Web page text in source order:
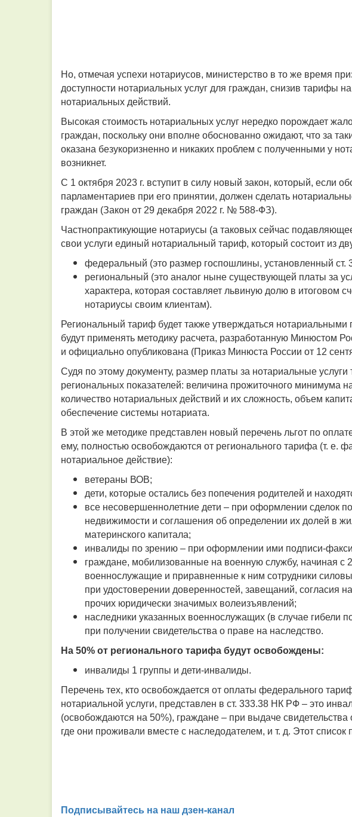
Но, отмечая успехи нотариусов, министерство в то же время
доступности нотариальных услуг для граждан, снизив тарифы
нотариальных действий.
Высокая стоимость нотариальных услуг нередко порождает
граждан, поскольку они вполне обоснованно ожидают, что за
оказана безукоризненно и никаких проблем с полученными у
возникнет.
С 1 октября 2023 г. вступит в силу новый закон, который, если
парламентариев при его принятии, должен сделать
граждан (Закон от 29 декабря 2022 г. № 588-ФЗ).
Частнопрактикующие нотариусы (а таковых сейчас
свои услуги единый нотариальный тариф, который состоит из
федеральный (это размер госпошлины, установленный ст.
региональный (это аналог ныне существующей платы за
характера, которая составляет львиную долю в итоговом
нотариусы своим клиентам).
Региональный тариф будет также утверждаться
будут применять методику расчета, разработанную Минюстом
и официально опубликована (Приказ Минюста России от 12
Судя по этому документу, размер платы за нотариальные услуги
региональных показателей: величина прожиточного минимума
количество нотариальных действий и их сложность, объем
обеспечение системы нотариата.
В этой же методике представлен новый перечень льгот по
ему, полностью освобождаются от регионального тарифа (т. е.
нотариальное действие):
ветераны ВОВ;
дети, которые остались без попечения родителей и
все несовершеннолетние дети – при оформлении сделок
недвижимости и соглашения об определении их долей в
материнского капитала;
инвалиды по зрению – при оформлении ими подписи-
граждане, мобилизованные на военную службу, начиная с
военнослужащие и приравненные к ним сотрудники
при удостоверении доверенностей, завещаний, согласия
прочих юридически значимых волеизъявлений;
наследники указанных военнослужащих (в случае гибели
при получении свидетельства о праве на наследство.
На 50% от регионального тарифа будут освобождены:
инвалиды 1 группы и дети-инвалиды.
Перечень тех, кто освобождается от оплаты федерального
нотариальной услуги, представлен в ст. 333.38 НК РФ – это
(освобождаются на 50%), граждане – при выдаче
где они проживали вместе с наследодателем, и т. д. Этот список
Подписывайтесь на наш дзен-канал